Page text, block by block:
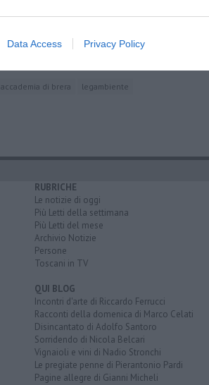
Data Access Privacy Policy
accademia di brera
legambiente
RUBRICHE
Le notizie di oggi
Più Letti della settimana
Più Letti del mese
Archivio Notizie
Persone
Toscani in TV
QUI BLOG
Incontri d'arte di Riccardo Ferrucci
Racconti della domenica di Marco Celati
Disincantato di Adolfo Santoro
Sorridendo di Nicola Belcari
Vignaioli e vini di Nadio Stronchi
Le pregiate penne di Pierantonio Pardi
Pagine allegre di Gianni Micheli